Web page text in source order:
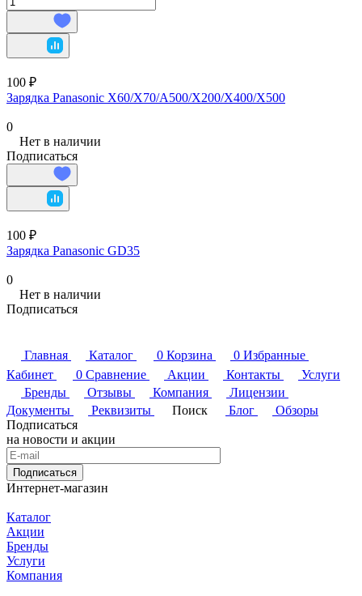
100 ₽
Зарядка Panasonic X60/X70/A500/X200/X400/X500
0
Нет в наличии
Подписаться
100 ₽
Зарядка Panasonic GD35
0
Нет в наличии
Подписаться
Главная Каталог 0 Корзина 0 Избранные
Кабинет
0 Сравнение Акции Контакты
Услуги
Бренды
Отзывы Компания
Лицензии
Документы
Реквизиты Поиск Блог
Обзоры
Подписаться
на новости и акции
Подписаться
Интернет-магазин
Каталог
Акции
Бренды
Услуги
Компания